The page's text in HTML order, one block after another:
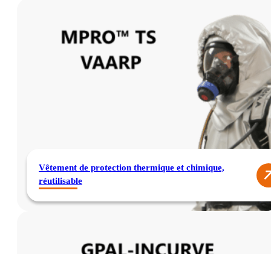
Vêtement de protection thermique et chimique,
réutilisable